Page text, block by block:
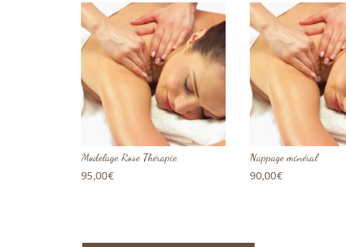
Modelage Rose Thérapie
95,00€
Nappage minéral
90,00€